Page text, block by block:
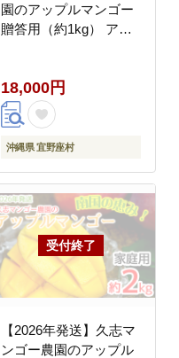
園のアップルマンゴー
贈答用（約1kg） アー
キング 完熟 お気に入り
美味しい 人気 おすすめ
フルーツ 沖縄県 先行予
約 食品 デザート 産地
18,000円
沖縄県 宜野座村
【2026年発送】久志マ
ンゴー農園のアップル